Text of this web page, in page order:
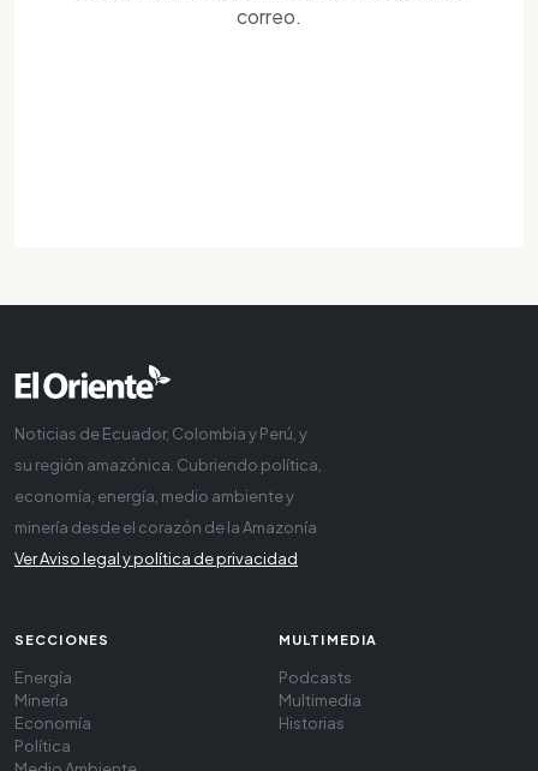
correo.
Noticias de Ecuador, Colombia y Perú, y
su región amazónica. Cubriendo política,
economía, energía, medio ambiente y
minería desde el corazón de la Amazonía
Ver Aviso legal y política de privacidad
SECCIONES
Energía
Minería
Economía
Política
MULTIMEDIA
Podcasts
Multimedia
Historias